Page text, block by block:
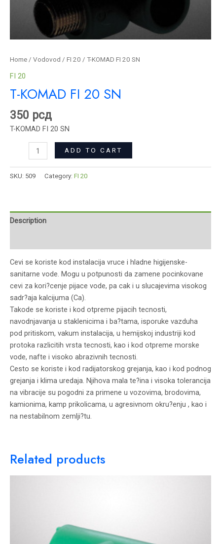
Home / Vodovod / FI 20 / T-KOMAD FI 20 SN
FI 20
T-KOMAD FI 20 SN
350 рсд
T-KOMAD FI 20 SN
ADD TO CART
SKU: 509 Category: FI 20
Description
Cevi se koriste kod instalacija vruce i hladne higijenske-
sanitarne vode. Mogu u potpunosti da zamene pocinkovane
cevi za kori?cenje pijace vode, pa cak i u slucajevima visokog
sadr?aja kalcijuma (Ca).
Takode se koriste i kod otpreme pijacih tecnosti,
navodnjavanja u staklenicima i ba?tama, isporuke vazduha
pod pritiskom, vakum instalacija, u hemijskoj industriji kod
protoka razlicitih vrsta tecnosti, kao i kod otpreme morske
vode, nafte i visoko abrazivnih tecnosti.
Cesto se koriste i kod radijatorskog grejanja, kao i kod podnog
grejanja i klima uredaja. Njihova mala te?ina i visoka tolerancija
na vibracije su pogodni za primene u vozovima, brodovima,
kamionima, kamp prikolicama, u agresivnom okru?enju , kao i
na nestabilnom zemlji?tu.
Related products